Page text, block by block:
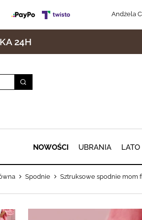
Andżela
24H
NOWOŚCI UBRANIA LATO
Spodnie Sztruksowe spodnie mom